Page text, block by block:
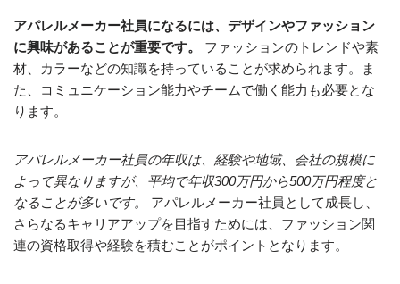
アパレルメーカー社員になるには、デザインやファッション
に興味があることが重要です。
ファッションのトレンドや素
材、カラーなどの知識を持っていることが求められます。ま
た、コミュニケーション能力やチームで働く能力も必要とな
ります。
アパレルメーカー社員の年収は、経験や地域、会社の規模に
よって異なりますが、平均で年収300万円から500万円程度と
なることが多いです。
アパレルメーカー社員として成長し、
さらなるキャリアアップを目指すためには、ファッション関
連の資格取得や経験を積むことがポイントとなります。